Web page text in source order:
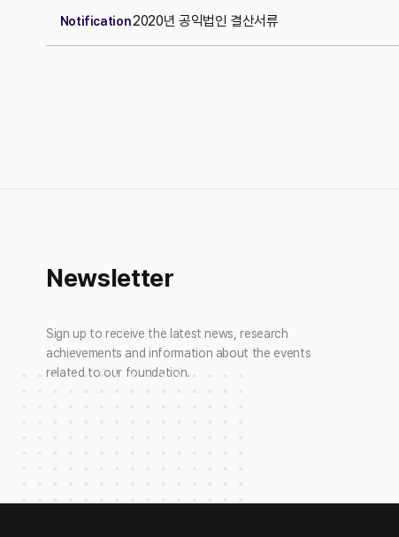
Notification2020년 공익법인 결산서류
Newsletter
Sign up to receive the latest news, research
achievements and information about the events
related to our foundation.